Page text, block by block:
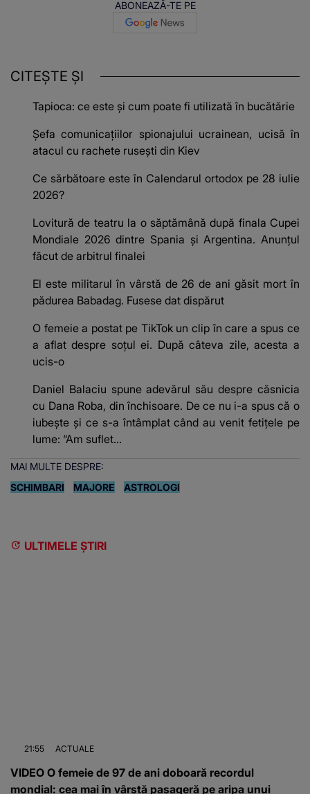
ABONEAZĂ-TE PE
CITEȘTE ȘI
Tapioca: ce este și cum poate fi utilizată în bucătărie
Șefa comunicațiilor spionajului ucrainean, ucisă în
atacul cu rachete rusești din Kiev
Ce sărbătoare este în Calendarul ortodox pe 28 iulie
2026?
Lovitură de teatru la o săptămână după finala Cupei
Mondiale 2026 dintre Spania și Argentina. Anunțul
făcut de arbitrul finalei
El este militarul în vârstă de 26 de ani găsit mort în
pădurea Babadag. Fusese dat dispărut
O femeie a postat pe TikTok un clip în care a spus ce
a aflat despre soțul ei. După câteva zile, acesta a
ucis-o
Daniel Balaciu spune adevărul său despre căsnicia
cu Dana Roba, din închisoare. De ce nu i-a spus că o
iubește și ce s-a întâmplat când au venit fetițele pe
lume: “Am suflet...
MAI MULTE DESPRE:
SCHIMBARI
MAJORE ASTROLOGI
ULTIMELE ȘTIRI
21:55 ACTUALE
VIDEO O femeie de 97 de ani doboară recordul
mondial: cea mai în vârstă pasageră pe aripa unui